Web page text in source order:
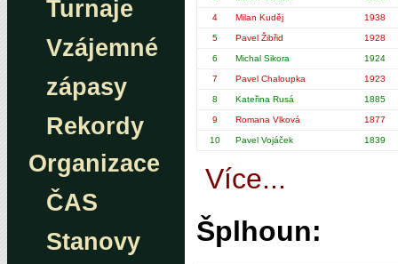
Turnaje
Vzájemné
zápasy
Rekordy
Organizace
ČAS
Stanovy
4 Milan Kuděj 1938
5 Pavel Žibřid 1928
6 Michal Sikora 1924
7 Pavel Chaloupka 1923
8 Kateřina Rusá 1885
9 Romana Vlková 1877
10 Pavel Vojáček 1839
Více...
Šplhoun: